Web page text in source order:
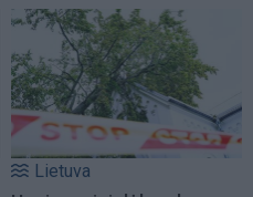
Lietuva